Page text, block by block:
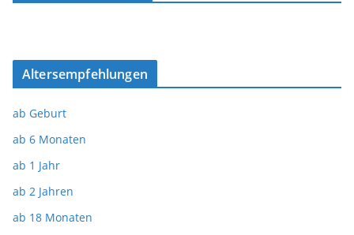
Altersempfehlungen
ab Geburt
ab 6 Monaten
ab 1 Jahr
ab 2 Jahren
ab 18 Monaten